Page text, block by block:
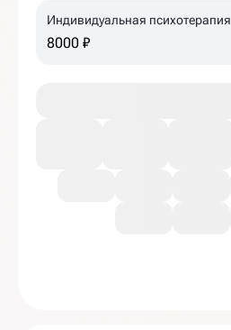
Индивидуальная психотерапия
8000 ₽